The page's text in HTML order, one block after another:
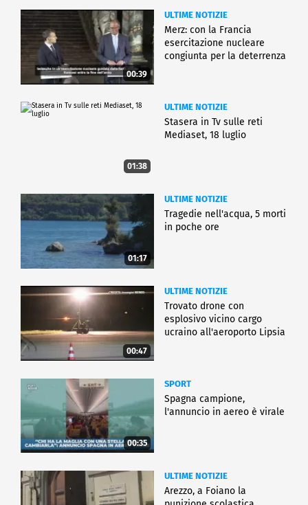
00:39
ULTIME NOTIZIE
Merz: con la Francia
esercitazione nucleare
congiunta per la deterrenza
01:38
ULTIME NOTIZIE
Stasera in Tv sulle reti
Mediaset, 18 luglio
01:17
ULTIME NOTIZIE
Tragedie nell'acqua, 5 morti
in poche ore
00:47
ULTIME NOTIZIE
Trovato drone con
esplosivo vicino cargo
ucraino all'aeroporto Lipsia
00:35
SPORT
Spagna campione,
l'annuncio in aereo è virale
ULTIME NOTIZIE
Arezzo, a Foiano la